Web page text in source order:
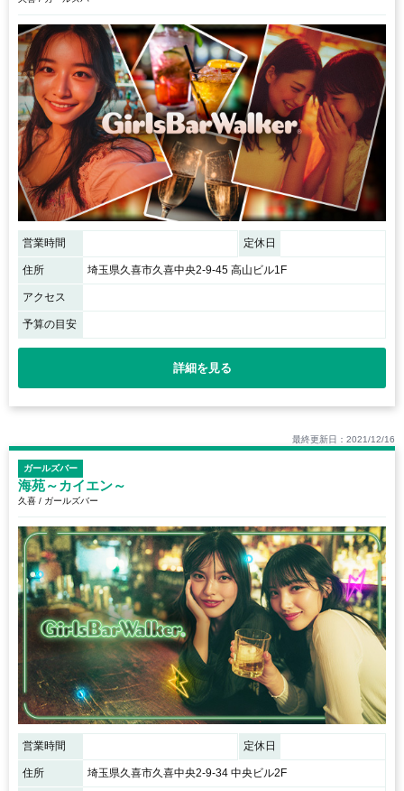
営業時間 定休日
住所 埼玉県久喜市久喜中央2-9-45 高山ビル1F
アクセス
予算の目安
詳細を見る
最終更新日：2021/12/16
ガールズバー
海苑～カイエン～
久喜 / ガールズバー
営業時間 定休日
住所 埼玉県久喜市久喜中央2-9-34 中央ビル2F